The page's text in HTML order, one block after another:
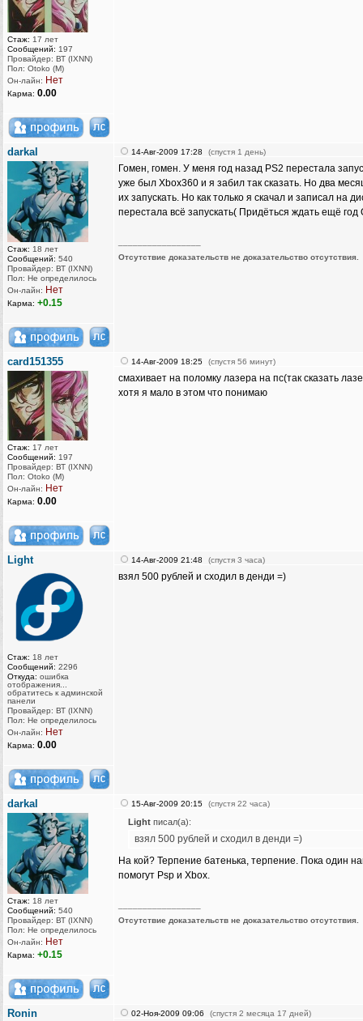
Стаж: 17 лет
Сообщений: 197
Провайдер: ВТ (IXNN)
Пол: Otoko (M)
Он-лайн: Нет
Карма: 0.00
darkal
Стаж: 18 лет
Сообщений: 540
Провайдер: ВТ (IXNN)
Пол: Не определилось
Он-лайн: Нет
Карма: +0.15
14-Авг-2009 17:28 (спустя 1 день)
Гомен, гомен. У меня год назад PS2 перестала
уже был Xbox360 и я забил так сказать. Но два
их запускать. Но как только я скачал и записал на
перестала всё запускать( Придёться ждать ещё год
Отсутствие доказательств не доказательство отсутствия.
card151355
Стаж: 17 лет
Сообщений: 197
Провайдер: ВТ (IXNN)
Пол: Otoko (M)
Он-лайн: Нет
Карма: 0.00
14-Авг-2009 18:25 (спустя 56 минут)
смахивает на поломку лазера на пс(так сказать
хотя я мало в этом что понимаю
Light
Стаж: 18 лет
Сообщений: 2296
Откуда: ошибка
отображения...
обратитесь к админской
панели
Провайдер: ВТ (IXNN)
Пол: Не определилось
Он-лайн: Нет
Карма: 0.00
14-Авг-2009 21:48 (спустя 3 часа)
взял 500 рублей и сходил в денди =)
darkal
Стаж: 18 лет
Сообщений: 540
Провайдер: ВТ (IXNN)
Пол: Не определилось
Он-лайн: Нет
Карма: +0.15
15-Авг-2009 20:15 (спустя 22 часа)
Lightписал(а):
взял 500 рублей и сходил в денди =)
На кой? Терпение батенька, терпение. Пока один
помогут Psp и Xbox.
Отсутствие доказательств не доказательство отсутствия.
Ronin 02-Ноя-2009 09:06 (спустя 2 месяца 17 дней)